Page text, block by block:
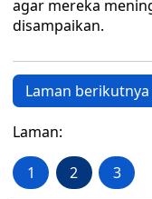
agar mereka
disampaikan.
Laman berikutnya
Laman:
1 2 3